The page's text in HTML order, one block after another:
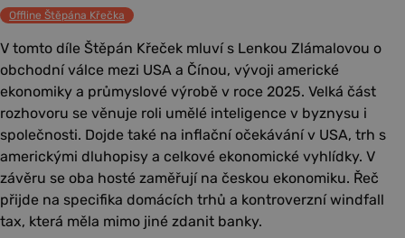
Offline Štěpána Křečka
V tomto díle Štěpán Křeček mluví s Lenkou Zlámalovou o
obchodní válce mezi USA a Čínou, vývoji americké
ekonomiky a průmyslové výrobě v roce 2025. Velká část
rozhovoru se věnuje roli umělé inteligence v byznysu i
společnosti. Dojde také na inflační očekávání v USA, trh s
americkými dluhopisy a celkové ekonomické vyhlídky. V
závěru se oba hosté zaměřují na českou ekonomiku. Řeč
přijde na specifika domácích trhů a kontroverzní windfall
tax, která měla mimo jiné zdanit banky.